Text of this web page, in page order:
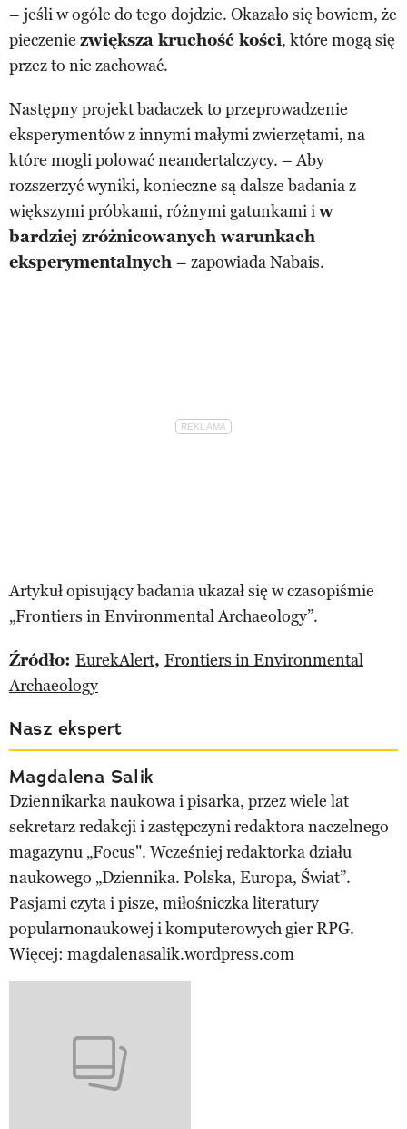
– jeśli w ogóle do tego dojdzie. Okazało się bowiem, że
pieczenie zwiększa kruchość kości, które mogą się
przez to nie zachować.
Następny projekt badaczek to przeprowadzenie
eksperymentów z innymi małymi zwierzętami, na
które mogli polować neandertalczycy. – Aby
rozszerzyć wyniki, konieczne są dalsze badania z
większymi próbkami, różnymi gatunkami iw
bardziej zróżnicowanych warunkach
eksperymentalnych – zapowiada Nabais.
Artykuł opisujący badania ukazał się w czasopiśmie
„Frontiers in Environmental Archaeology”.
Źródło: EurekAlert, Frontiers in Environmental
Archaeology
Nasz ekspert
Magdalena Salik
Dziennikarka naukowa i pisarka, przez wiele lat
sekretarz redakcji i zastępczyni redaktora naczelnego
magazynu „Focus". Wcześniej redaktorka działu
naukowego „Dziennika. Polska, Europa, Świat”.
Pasjami czyta i pisze, miłośniczka literatury
popularnonaukowej i komputerowych gier RPG.
Więcej: magdalenasalik.wordpress.com